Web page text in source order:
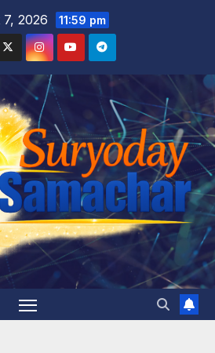
2026 11:59 pm